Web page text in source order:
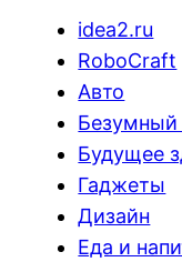
idea2.ru
RoboCraft
Авто
Будущее
Гаджеты
Дизайн
Еда и